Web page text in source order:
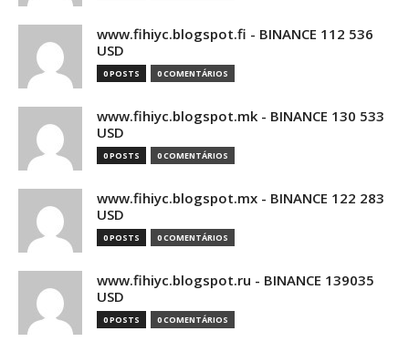
www.fihiyc.blogspot.fi - BINANCE 112 536
USD
0 POSTS 0 COMENTÁRIOS
www.fihiyc.blogspot.mk - BINANCE 130 533
USD
0 POSTS 0 COMENTÁRIOS
www.fihiyc.blogspot.mx - BINANCE 122 283
USD
0 POSTS 0 COMENTÁRIOS
www.fihiyc.blogspot.ru - BINANCE 139035
USD
0 POSTS 0 COMENTÁRIOS